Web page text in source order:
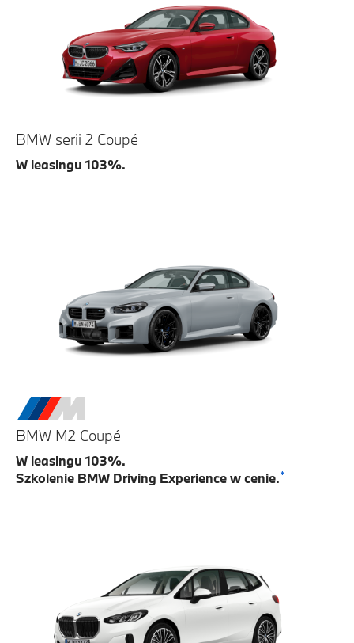
BMW serii 2 Coupé
W leasingu 103%.
BMW M2 Coupé
W leasingu 103%.
Szkolenie BMW Driving Experience w cenie.*